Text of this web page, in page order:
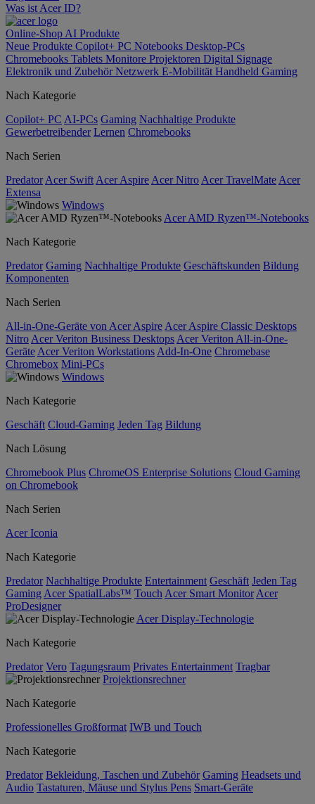
Was ist Acer ID?
Online-Shop AI Produkte
Neue Produkte Copilot+ PC Notebooks Desktop-PCs
Chromebooks Tablets Monitore Projektoren Digital Signage
Elektronik und ZubehörNetzwerk E-Mobilität Handheld Gaming
Nach Kategorie
Copilot+ PC AI-PCs Gaming Nachhaltige Produkte
Gewerbetreibender Lernen Chromebooks
Nach Serien
Predator Acer Swift Acer Aspire Acer Nitro Acer TravelMate Acer
Extensa
Windows
Acer AMD Ryzen™-Notebooks
Nach Kategorie
Predator Gaming Nachhaltige Produkte Geschäftskunden Bildung
Komponenten
Nach Serien
All-in-One-Geräte von Acer Aspire Acer Aspire Classic Desktops
Nitro Acer Veriton Business Desktops Acer Veriton All-in-One-
Geräte Acer Veriton Workstations Add-In-One Chromebase
Chromebox Mini-PCs
Windows
Nach Kategorie
Geschäft Cloud-Gaming Jeden Tag Bildung
Nach Lösung
Chromebook Plus ChromeOS Enterprise Solutions Cloud Gaming
on Chromebook
Nach Serien
Acer Iconia
Nach Kategorie
Predator Nachhaltige Produkte Entertainment Geschäft Jeden Tag
Gaming Acer SpatialLabs™ Touch Acer Smart Monitor Acer
ProDesigner
Acer Display-Technologie
Nach Kategorie
Predator Vero Tagungsraum Privates Entertainment Tragbar
Projektionsrechner
Nach Kategorie
Professionelles Großformat IWB und Touch
Nach Kategorie
Predator Bekleidung, Taschen und Zubehör Gaming Headsets und
Audio Tastaturen, Mäuse und Stylus Pens Smart-Geräte